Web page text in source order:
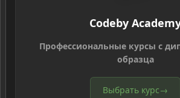
Codeby
Профессиональные курсы с
образца
Выбрать курс→